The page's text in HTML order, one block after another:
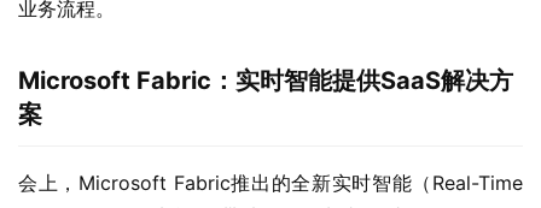
业务流程。
Microsoft Fabric ： 实时智能提供SaaS解决方
案
会上，Microsoft Fabric推出的全新实时智能（Real-Time